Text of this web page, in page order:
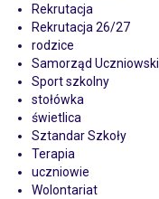
Rekrutacja
Rekrutacja 26/27
rodzice
Samorząd Uczniowski
Sport szkolny
stołówka
świetlica
Sztandar Szkoły
Terapia
uczniowie
Wolontariat